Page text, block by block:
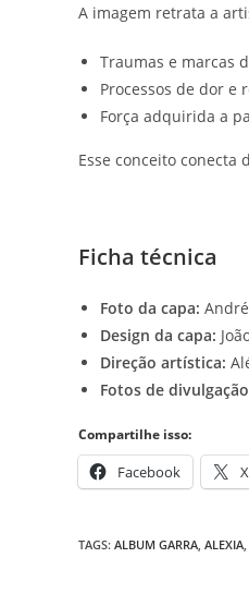
A imagem retrata a
Traumas e marcas
Processos de dor e
Força adquirida a
Esse conceito
Ficha técnica
Foto da capa:
Design da capa:
Direção artística:
Fotos de
Compartilhe isso:
Facebook X
TAGS: ALBUM GARRA, ALEXIA,